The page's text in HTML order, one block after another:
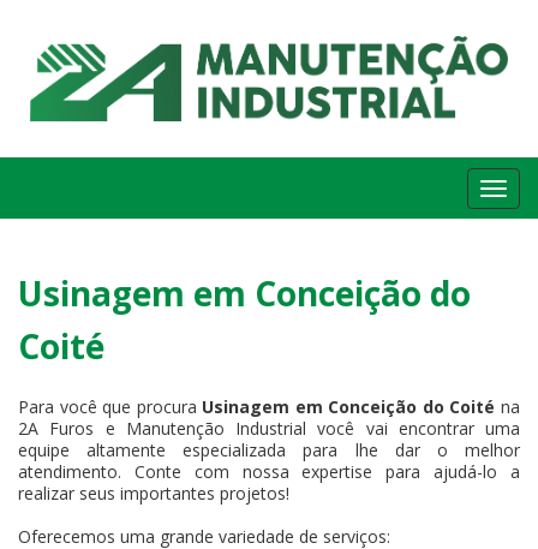
Usinagem em Conceição do
Coité
Para você que procura Usinagem em Conceição do Coité na
2A Furos e Manutenção Industrial você vai encontrar uma
equipe altamente especializada para lhe dar o melhor
atendimento. Conte com nossa expertise para ajudá-lo a
realizar seus importantes projetos!
Oferecemos uma grande variedade de serviços: